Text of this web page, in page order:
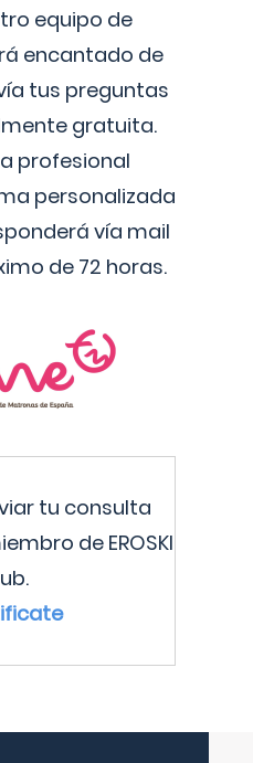
equipo de
encantado de
tus preguntas
gratuita.
profesional
personalizada
vía mail
de 72 horas.
tu consulta
de EROSKI